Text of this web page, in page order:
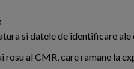
si datele de identificare
rosu al CMR, care ramane la